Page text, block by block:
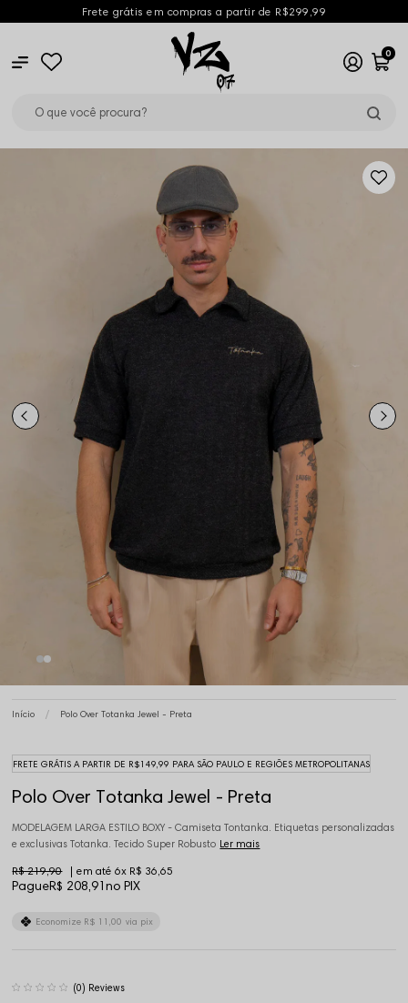
Frete grátis em compras a partir de R$299,99
0
Início Polo Over Totanka Jewel - Preta
FRETE GRÁTIS A PARTIR DE R$149,99 PARA SÃO PAULO E REGIÕES METROPOLITANAS
Polo Over Totanka Jewel - Preta
MODELAGEM LARGA ESTILO BOXY - Camiseta Tontanka. Etiquetas personalizadas
e exclusivas Totanka. Tecido Super Robusto Ler mais
PagueR$ 208,91no PIX
R$ 219,90 6x R$ 36,65
Economize R$ 11,00 via pix
(0)